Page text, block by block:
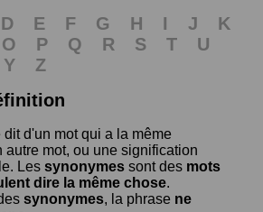
D E F G H I J
K
O P Q R S T
U
Y
Z
dit d'un mot qui a la même
mot, ou une signification
Les synonymes sont des mots
dire la même chose.
synonymes, la phrase ne